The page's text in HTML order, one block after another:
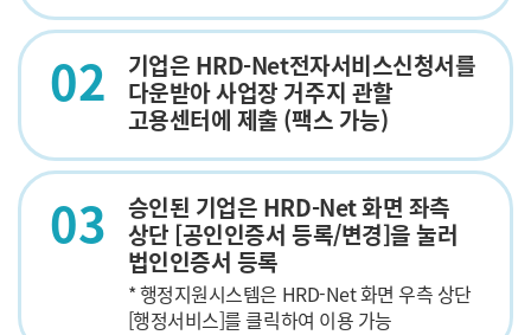
02
기업은 HRD-Net전자서비스신청서를
다운받아 사업장 거주지 관할
고용센터에 제출 (팩스 가능)
03
승인된 기업은 HRD-Net 화면 좌측
상단 [공인인증서 등록/변경]을 눌러
법인인증서 등록
* 행정지원시스템은 HRD-Net 화면 우측 상단
[행정서비스]를 클릭하여 이용 가능